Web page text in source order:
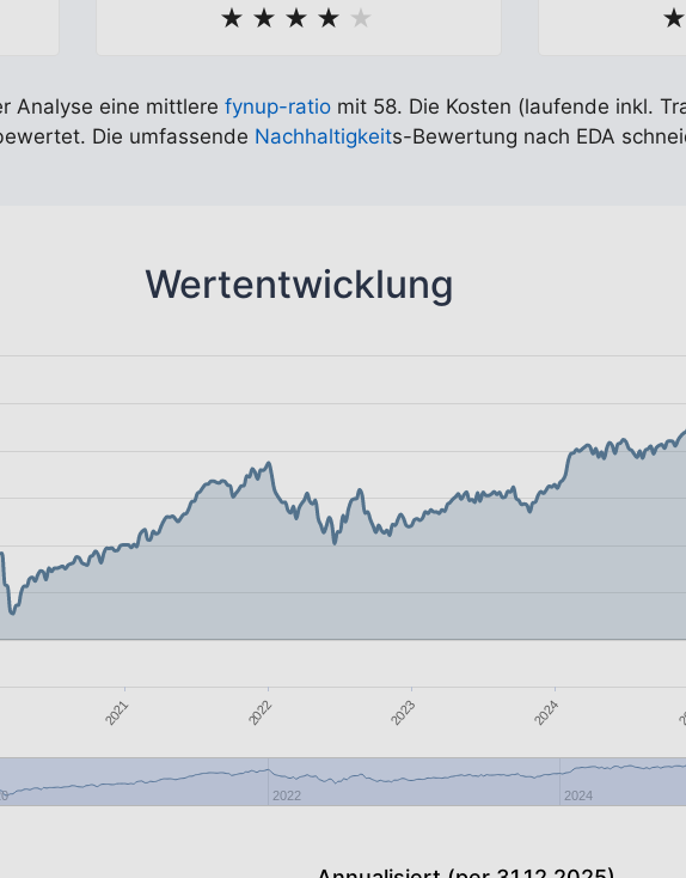
★ ★ ★ ★ ★
★
Analyse eine mittlere fynup-ratio mit 58. Die Kosten (laufende inkl.
Die umfassende Nachhaltigkeits-Bewertung nach EDA
Wertentwicklung
2021 2022 2023 2024
2022 2024